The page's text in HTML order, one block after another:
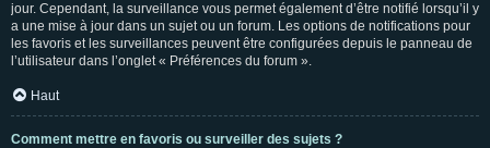
jour. Cependant, la surveillance vous permet également d’être notifié lorsqu’il y
a une mise à jour dans un sujet ou un forum. Les options de notifications pour
les favoris et les surveillances peuvent être configurées depuis le panneau de
l’utilisateur dans l’onglet « Préférences du forum ».
Haut
Comment mettre en favoris ou surveiller des sujets ?